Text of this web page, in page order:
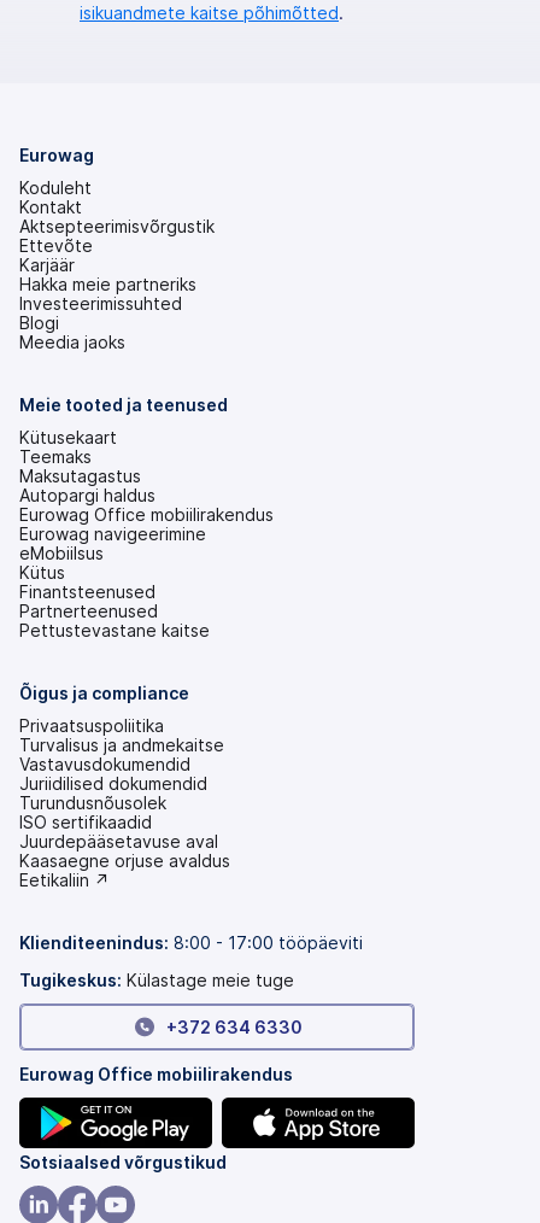
isikuandmete kaitse põhimõtted.
Eurowag
Koduleht
Kontakt
Aktsepteerimisvõrgustik
Ettevõte
Karjäär
Hakka meie partneriks
Investeerimissuhted
(avaneb
uuel
Blogi
Meedia jaoks
Meie tooted ja teenused
Kütusekaart
Teemaks
Maksutagastus
Autopargi haldus
Eurowag Office mobiilirakendus
Eurowag navigeerimine
eMobiilsus
Kütus
Finantsteenused
Partnerteenused
Pettustevastane kaitse
Õigus ja compliance
Privaatsuspoliitika
Turvalisus ja andmekaitse
Vastavusdokumendid
Juriidilised dokumendid
Turundusnõusolek
ISO sertifikaadid
Juurdepääsetavuse aval
(avaneb
uuel
Kaasaegne orjuse avaldus
(avaneb
Eetikaliin ↗
Klienditeenindus: 8:00 - 17:00 tööpäeviti
Tugikeskus: Külastage meie tuge
+372 634 6330
Eurowag Office mobiilirakendus
(avaneb
uuel
(avaneb
Sotsiaalsed võrgustikud